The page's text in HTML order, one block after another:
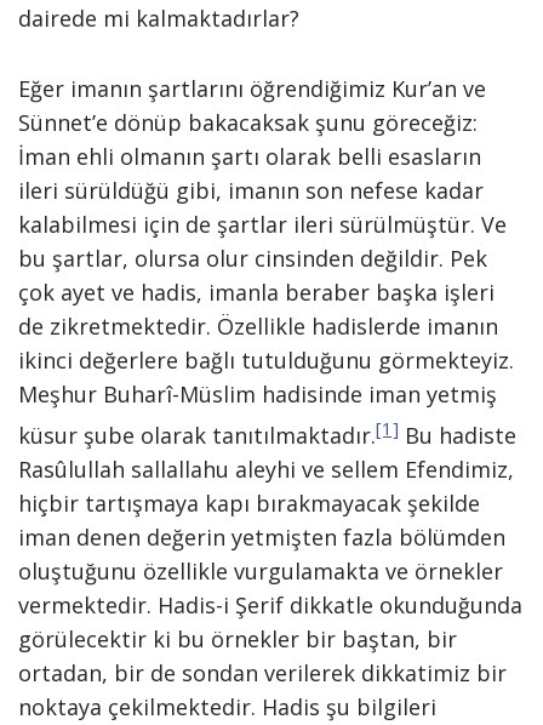
dairede mi kalmaktadırlar?
Eğer imanın şartlarını öğrendiğimiz Kur’an ve
Sünnet’e dönüp bakacaksak şunu göreceğiz:
İman ehli olmanın şartı olarak belli esasların
ileri sürüldüğü gibi, imanın son nefese kadar
kalabilmesi için de şartlar ileri sürülmüştür. Ve
bu şartlar, olursa olur cinsinden değildir. Pek
çok ayet ve hadis, imanla beraber başka işleri
de zikretmektedir. Özellikle hadislerde imanın
ikinci değerlere bağlı tutulduğunu görmekteyiz.
Meşhur Buharî-Müslim hadisinde iman yetmiş
küsur şube olarak tanıtılmaktadır.[1] Bu hadiste
Rasûlullah sallallahu aleyhi ve sellem Efendimiz,
hiçbir tartışmaya kapı bırakmayacak şekilde
iman denen değerin yetmişten fazla bölümden
oluştuğunu özellikle vurgulamakta ve örnekler
vermektedir. Hadis-i Şerif dikkatle okunduğunda
görülecektir ki bu örnekler bir baştan, bir
ortadan, bir de sondan verilerek dikkatimiz bir
noktaya çekilmektedir. Hadis şu bilgileri